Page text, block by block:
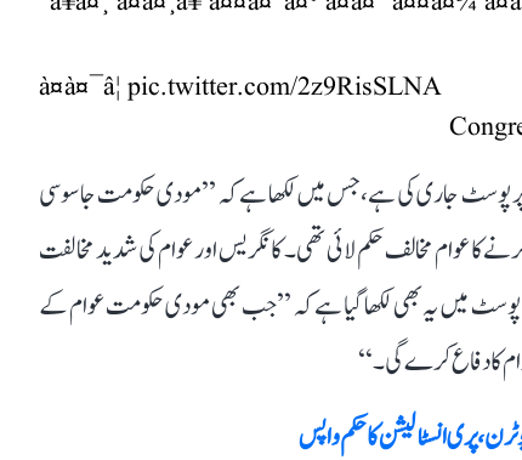
à¤à¤¯â¦ pic.twitter.com/2z9RisSLNA
پوسٹ جاری کی ہے، جس میں لکھا ہے کہ ’’مودی حکومت جاسوسی
کا عوام مخالف حکم لائی تھی۔ کانگریس اور عوام کی شدید مخالفت
میں یہ بھی لکھا گیا ہے کہ ’’جب بھی مودی حکومت عوام کے
کا دفاع کرے گی۔‘‘
پری انسٹالیشن کا حکم واپس